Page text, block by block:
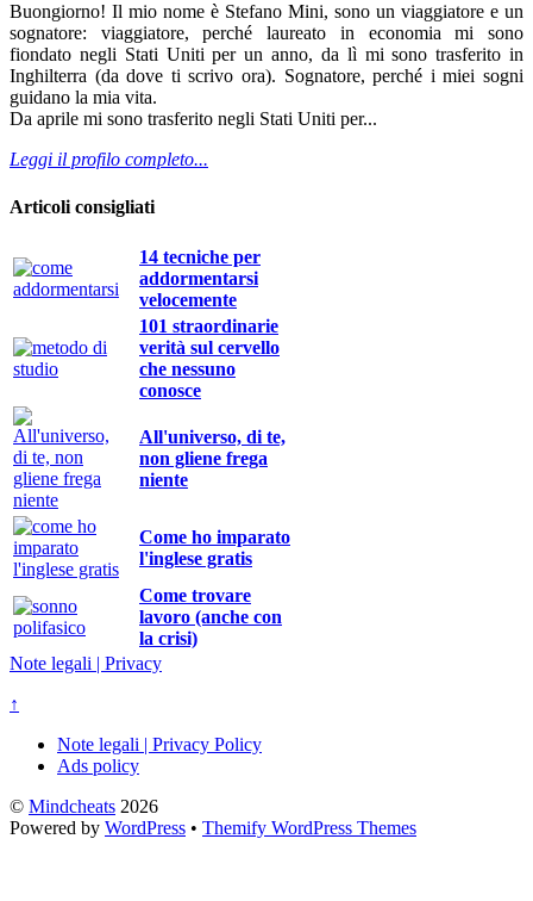
Buongiorno! Il mio nome è Stefano Mini, sono un viaggiatore e un
sognatore: viaggiatore, perché laureato in economia mi sono
fiondato negli Stati Uniti per un anno, da lì mi sono trasferito in
Inghilterra (da dove ti scrivo ora). Sognatore, perché i miei sogni
guidano la mia vita.
Da aprile mi sono trasferito negli Stati Uniti per...
Leggi il profilo completo...
Articoli consigliati
14 tecniche per
addormentarsi
velocemente
101 straordinarie
verità sul cervello
che nessuno
conosce
All'universo, di te,
non gliene frega
niente
Come ho imparato
l'inglese gratis
Come trovare
lavoro (anche con
la crisi)
Note legali | Privacy
↑
Note legali | Privacy Policy
Ads policy
© Mindcheats 2026
Powered by WordPress • Themify WordPress Themes